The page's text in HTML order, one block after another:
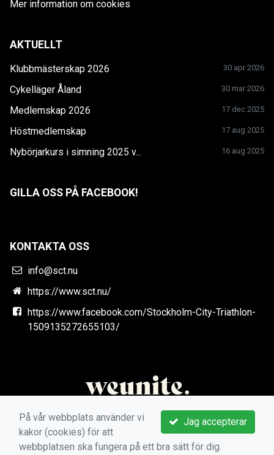
Mer information om cookies
AKTUELLT
Klubbmästerskap 2026 30 apr 2026
Cykelläger Åland 30 mar 2026
Medlemskap 2026 17 dec 2025
Höstmedlemskap 17 aug 2025
Nybörjarkurs i simning 2025 v... 16 aug 2025
GILLA OSS PÅ FACEBOOK!
KONTAKTA OSS
info@sct.nu
https://www.sct.nu/
https://www.facebook.com/Stockholm-City-Triathlon-
1509135272655103/
Jag accepterar
På vår webbplats använder vi
kakor (cookies) för att
webbplatsen ska fungera på ett bra sätt för dig.